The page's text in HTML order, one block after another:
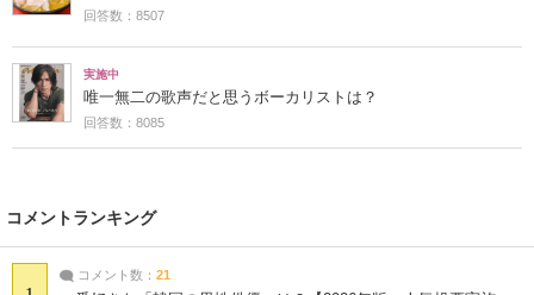
回答数：8507
実施中
唯一無二の歌声だと思うボーカリストは？
回答数：8085
コメントランキング
コメント数： 21